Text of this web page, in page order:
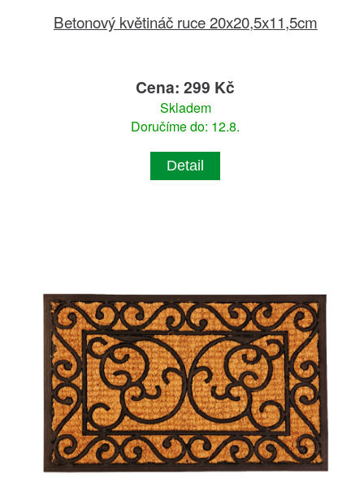
Betonový květináč ruce 20x20,5x11,5cm
Cena: 299 Kč
Skladem
Doručíme do: 12.8.
Detail